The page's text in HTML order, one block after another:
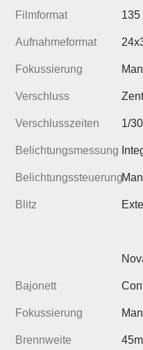
Filmformat 135
Aufnahmeformat
Fokussierung
Verschluss
Verschlusszeiten 1/
Belichtungsmessung
Belichtungssteuerung
Blitz
Bajonett
Fokussierung
Brennweite